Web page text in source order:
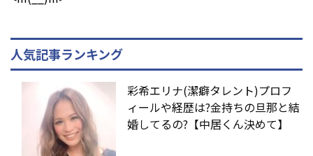
人気記事ランキング
彩希エリナ(潔癖タレント)プロフ
ィールや経歴は?金持ちの旦那と結
婚してるの?【中居くん決めて】